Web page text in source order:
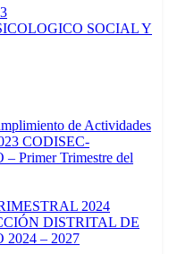
SOCIAL Y
de Actividades
CODISEC-
Primer Trimestre del
2024
DISTRITAL DE
– 2027